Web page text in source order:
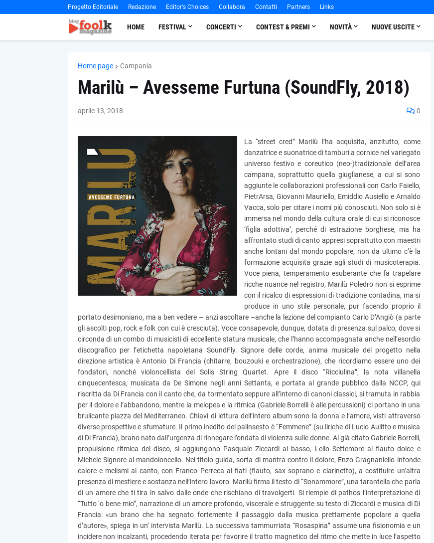
Progetto Editoriale Redazione Editor's Choices Collabora Contatti Partners Links
HOME FESTIVAL CONCERTI CONTEST & PREMI NOVITÀ NUOVE USCITE
Home page Campania
Marilù – Avesseme Furtuna (SoundFly, 2018)
aprile 13, 2018 0
La “street cred” Marilù l’ha acquisita, anzitutto, come
danzatrice e suonatrice di tamburi a cornice nel variegato
universo festivo e coreutico (neo-)tradizionale dell’area
campana, soprattutto quella giuglianese, a cui si sono
aggiunte le collaborazioni professionali con Carlo Faiello,
PietrArsa, Giovanni Mauriello, Emiddio Ausiello e Arnaldo
Vacca, solo per citare i nomi più conosciuti. Non solo si è
immersa nel mondo della cultura orale di cui si riconosce
‘figlia adottiva’, perché di estrazione borghese, ma ha
affrontato studi di canto appresi soprattutto con maestri
anche lontani dal mondo popolare, non da ultimo c’è la
formazione acquisita grazie agli studi di musicoterapia.
Voce piena, temperamento esuberante che fa trapelare
ricche nuance nel registro, Marilù Poledro non si esprime
con il ricalco di espressioni di tradizione contadina, ma si
produce in uno stile personale, pur facendo proprio il
portato desimoniano, ma a ben vedere – anzi ascoltare –anche la lezione del compianto Carlo D’Angiò (a parte
gli ascolti pop, rock e folk con cui è cresciuta). Voce consapevole, dunque, dotata di presenza sul palco, dove si
circonda di un combo di musicisti di eccellente statura musicale, che l’hanno accompagnata anche nell’esordio
discografico per l’etichetta napoletana SoundFly. Signore delle corde, anima musicale del progetto nella
direzione artistica è Antonio Di Francia (chitarre, bouzouki e orchestrazione), che ricordiamo essere uno dei
fondatori, nonché violoncellista del Solis String Quartet. Apre il disco “Ricciulina”, la nota villanella
cinquecentesca, musicata da De Simone negli anni Settanta, e portata al grande pubblico dalla NCCP, qui
riscritta da Di Francia con il canto che, da tormentato seppure all’interno di canoni classici, si tramuta in rabbia
per il dolore e l’abbandono, mentre la melopea e la ritmica (Gabriele Borrelli è alle percussioni) ci portano in una
brulicante piazza del Mediterraneo. Chiavi di lettura dell’intero album sono la donna e l’amore, visti attraverso
diverse prospettive e sfumature. Il primo inedito del palinsesto è “Femmene” (su liriche di Lucio Aulitto e musica
di Di Francia), brano nato dall’urgenza di rinnegare l’ondata di violenza sulle donne. Al già citato Gabriele Borrelli,
propulsione ritmica del disco, si aggiungono Pasquale Ziccardi al basso, Lello Settembre al flauto dolce e
Michele Signore al mandoloncello. Nel titolo guida, sorta di mantra contro il dolore, Enzo Gragnaniello infonde
calore e melismi al canto, con Franco Perreca ai fiati (flauto, sax soprano e clarinetto), a costituire un’altra
presenza di mestiere e sostanza nell’intero lavoro. Marilù firma il testo di “Sonammore”, una tarantella che parla
di un amore che ti tira in salvo dalle onde che rischiano di travolgerti. Si riempie di pathos l’interpretazione di
“Tutto ‘o bene mio”, narrazione di un amore profondo, viscerale e struggente su testo di Ziccardi e musica di Di
Francia: «un brano che ha segnato fortemente il passaggio dalla musica prettamente popolare a quella
d’autore», spiega in un’ intervista Marilù. La successiva tammurriata “Rosaspina” assume una fisionomia e un
incidere non incalzanti, procedendo iterata per favorire il tratto magnetico del ritmo che mette in luce l’aspetto